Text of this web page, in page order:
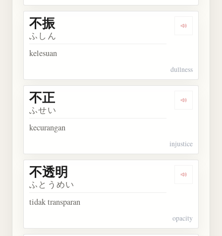
Dengarkan
不振
ふしん
kelesuan
dullness
Dengarkan
不正
ふせい
kecurangan
injustice
Dengarkan
不透明
ふとうめい
tidak transparan
opacity